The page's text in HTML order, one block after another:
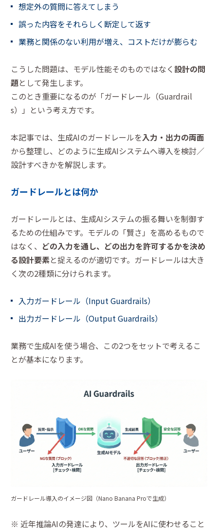
想定外の質問に答えてしまう
誤った内容をそれらしく断定して返す
業務と関係のない利用が増え、コストだけが膨らむ
こうした問題は、モデル性能そのものではなく設計の問
題として発生します。
このとき重要になるのが「ガードレール（Guardrail
s）」という考え方です。
本記事では、生成AIのガードレールを入力・出力の両面
から整理し、どのように生成AIシステムへ導入を検討／
設計すべきかを解説します。
ガードレールとは何か
ガードレールとは、生成AIシステムの振る舞いを制御す
るための仕組みです。モデルの「賢さ」を高めるもので
はなく、 どの入力を通し、どの出力を許可するかを決め
る設計要素と捉えるのが適切です。ガードレールは大き
く次の2種類に分けられます。
入力ガードレール（Input Guardrails）
出力ガードレール（Output Guardrails）
業務で生成AIを使う場合、この2つをセットで考えるこ
とが基本になります。
ガードレール導入のイメージ図（Nano Banana Proで生成）
※ 近年推論AIの発達により、ツールをAIに使わせること